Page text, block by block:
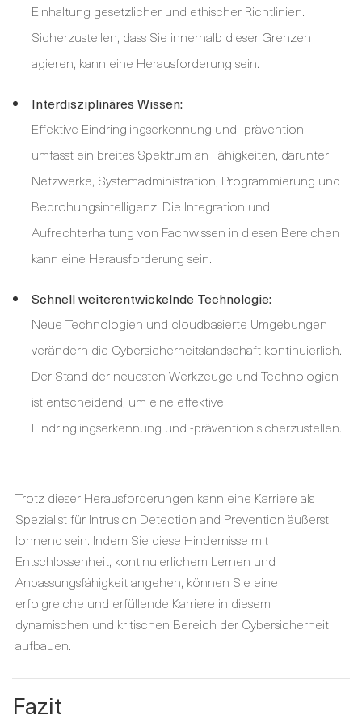
Einhaltung gesetzlicher und ethischer Richtlinien.
Sicherzustellen, dass Sie innerhalb dieser Grenzen
agieren, kann eine Herausforderung sein.
Interdisziplinäres Wissen:
Effektive Eindringlingserkennung und -prävention
umfasst ein breites Spektrum an Fähigkeiten, darunter
Netzwerke, Systemadministration, Programmierung und
Bedrohungsintelligenz. Die Integration und
Aufrechterhaltung von Fachwissen in diesen Bereichen
kann eine Herausforderung sein.
Schnell weiterentwickelnde Technologie:
Neue Technologien und cloudbasierte Umgebungen
verändern die Cybersicherheitslandschaft kontinuierlich.
Der Stand der neuesten Werkzeuge und Technologien
ist entscheidend, um eine effektive
Eindringlingserkennung und -prävention sicherzustellen.
Trotz dieser Herausforderungen kann eine Karriere als
Spezialist für Intrusion Detection and Prevention äußerst
lohnend sein. Indem Sie diese Hindernisse mit
Entschlossenheit, kontinuierlichem Lernen und
Anpassungsfähigkeit angehen, können Sie eine
erfolgreiche und erfüllende Karriere in diesem
dynamischen und kritischen Bereich der Cybersicherheit
aufbauen.
Fazit